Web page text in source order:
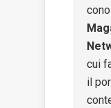
cui
il